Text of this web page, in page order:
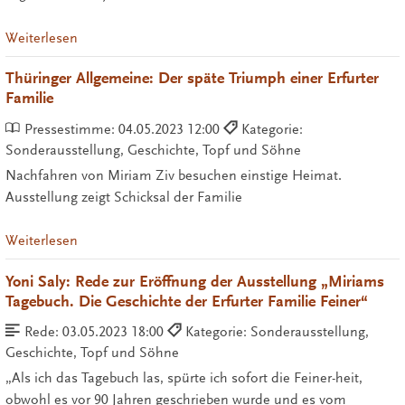
Weiterlesen
Thüringer Allgemeine: Der späte Triumph einer Erfurter
Familie
Pressestimme: 04.05.2023 12:00
Kategorie:
Sonderausstellung, Geschichte, Topf und Söhne
Nachfahren von Miriam Ziv besuchen einstige Heimat.
Ausstellung zeigt Schicksal der Familie
Weiterlesen
Yoni Saly: Rede zur Eröffnung der Ausstellung „Miriams
Tagebuch. Die Geschichte der Erfurter Familie Feiner“
Rede: 03.05.2023 18:00
Kategorie: Sonderausstellung,
Geschichte, Topf und Söhne
„Als ich das Tagebuch las, spürte ich sofort die Feiner-heit,
obwohl es vor 90 Jahren geschrieben wurde und es vom